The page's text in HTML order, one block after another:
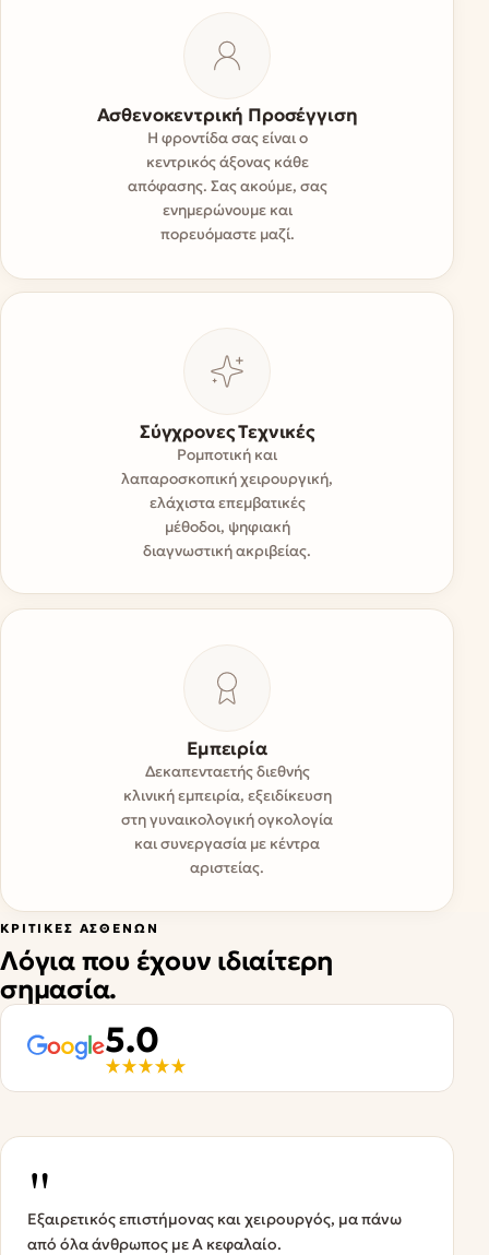
Ασθενοκεντρική Προσέγγιση
Η φροντίδα σας είναι ο
κεντρικός άξονας κάθε
απόφασης. Σας ακούμε, σας
ενημερώνουμε και
πορευόμαστε μαζί.
Σύγχρονες Τεχνικές
Ρομποτική και
λαπαροσκοπική χειρουργική,
ελάχιστα επεμβατικές
μέθοδοι, ψηφιακή
διαγνωστική ακριβείας.
Εμπειρία
Δεκαπενταετής διεθνής
κλινική εμπειρία, εξειδίκευση
στη γυναικολογική ογκολογία
και συνεργασία με κέντρα
αριστείας.
ΚΡΙΤΙΚΈΣ ΑΣΘΕΝΏΝ
Λόγια που έχουν ιδιαίτερη
σημασία.
5.0
"
Εξαιρετικός επιστήμονας και χειρουργός, μα πάνω
από όλα άνθρωπος με Α κεφαλαίο.